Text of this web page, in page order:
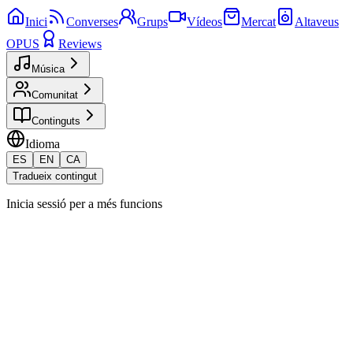
Inici Converses Grups Vídeos Mercat
Altaveus
OPUS
Reviews
Música
Comunitat
Continguts
Idioma
ES EN
CA
Tradueix contingut
Inicia sessió per a més funcions